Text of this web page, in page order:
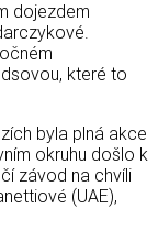
dojezdem
které to
byla plná akce
okruhu došlo k
závod na chvíli
(UAE),